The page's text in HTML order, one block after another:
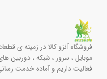
فروشگاه آنزو کالا در زمینه ی
موبایل ، سرور ، شبکه ، دوربین
فعالیت داریم و آماده خدمت